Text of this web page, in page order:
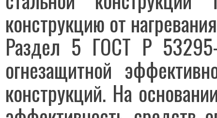
конструкцию от
Раздел 5 ГОСТ Р 53295-
огнезащитной
конструкций. На